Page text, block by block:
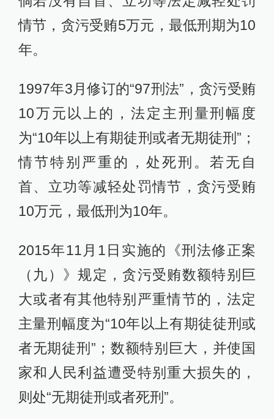
情节，贪污受贿5万元，最低刑期为10
年。
1997年3月修订的“97刑法”，贪污受贿
10万元以上的，法定主刑量刑幅度
为“10年以上有期徒刑或者无期徒刑”；
情节特别严重的，处死刑。若无自
首、立功等减轻处罚情节，贪污受贿
10万元，最低刑为10年。
2015年11月1日实施的《刑法修正案
（九）》规定，贪污受贿数额特别巨
大或者有其他特别严重情节的，法定
主量刑幅度为“10年以上有期徒徒刑或
者无期徒刑”；数额特别巨大，并使国
家和人民利益遭受特别重大损失的，
则处“无期徒刑或者死刑”。